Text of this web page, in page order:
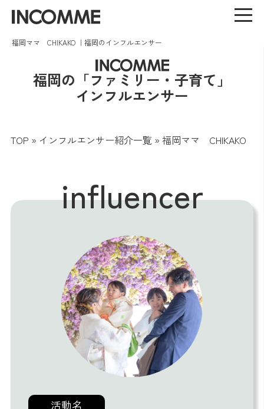
福岡ママ CHIKAKO ｜福岡のインフルエンサー
福岡の「ファミリー・子育て」
インフルエンサー
TOP » インフルエンサー紹介一覧 » 福岡ママ CHIKAKO
influencer
活動名